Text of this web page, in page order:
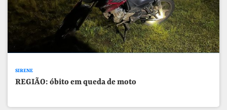
SIRENE
REGIÃO: óbito em queda de moto